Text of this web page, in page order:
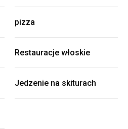
pizza
Restauracje włoskie
Jedzenie na skiturach